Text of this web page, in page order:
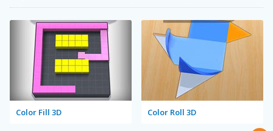
Color Fill 3D Color Roll 3D